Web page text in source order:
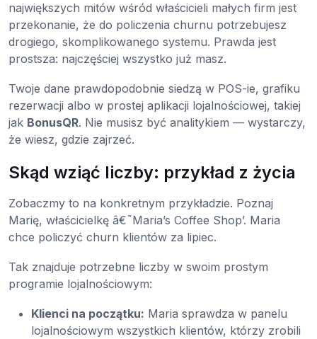
największych mitów wśród właścicieli małych firm jest
przekonanie, że do policzenia churnu potrzebujesz
drogiego, skomplikowanego systemu. Prawda jest
prostsza: najczęściej wszystko już masz.
Twoje dane prawdopodobnie siedzą w POS-ie, grafiku
rezerwacji albo w prostej aplikacji lojalnościowej, takiej
jak BonusQR. Nie musisz być analitykiem — wystarczy,
że wiesz, gdzie zajrzeć.
Skąd wziąć liczby: przykład z życia
Zobaczmy to na konkretnym przykładzie. Poznaj
Marię, właścicielkę â€˜Maria’s Coffee Shop’. Maria
chce policzyć churn klientów za lipiec.
Tak znajduje potrzebne liczby w swoim prostym
programie lojalnościowym:
Klienci na początku: Maria sprawdza w panelu
lojalnościowym wszystkich klientów, którzy zrobili